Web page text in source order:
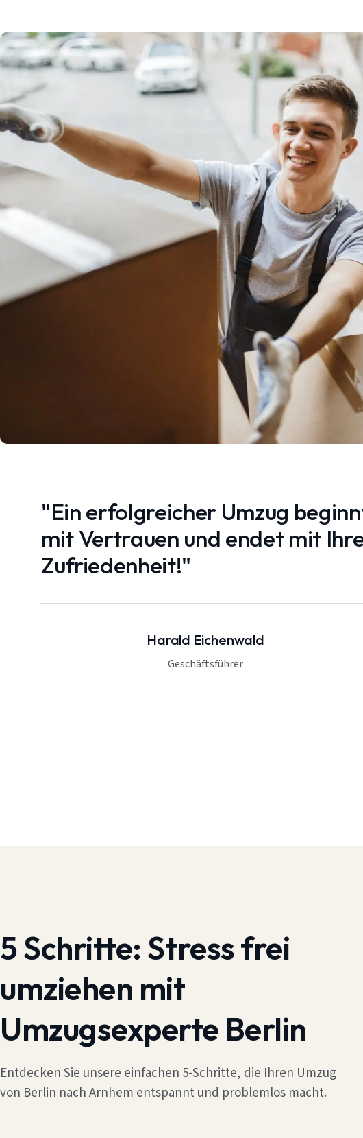
"Ein erfolgreicher Umzug
mit Vertrauen und endet mit
Zufriedenheit!"
Harald Eichenwald
Geschäftsführer
5 Schritte: Stress frei
umziehen mit
Umzugsexperte Berlin
Entdecken Sie unsere einfachen 5-Schritte, die Ihren Umzug
von Berlin nach Arnhem entspannt und problemlos macht.